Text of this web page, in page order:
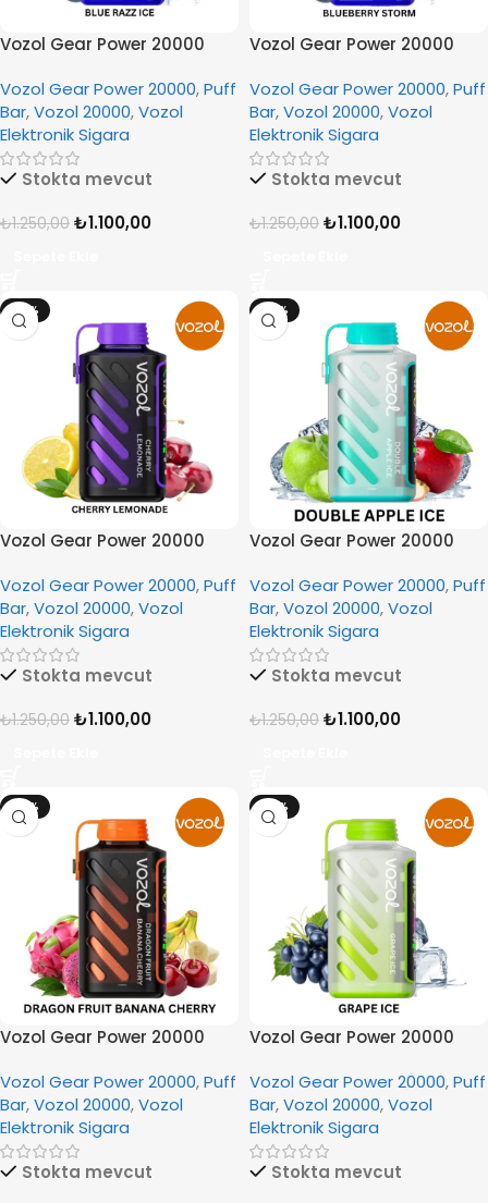
Vozol Gear Power 20000
Vozol Gear Power 20000,Puff
Bar,Vozol 20000,Vozol
Elektronik Sigara
Stokta mevcut
₺1.250,00 ₺1.100,00
Vozol Gear Power 20000
Vozol Gear Power 20000,Puff
Bar,Vozol 20000,Vozol
Elektronik Sigara
Stokta mevcut
₺1.250,00 ₺1.100,00
-12%
Vozol Gear Power 20000
Vozol Gear Power 20000,Puff
Bar,Vozol 20000,Vozol
Elektronik Sigara
Stokta mevcut
₺1.250,00 ₺1.100,00
-12%
Vozol Gear Power 20000
Vozol Gear Power 20000,Puff
Bar,Vozol 20000,Vozol
Elektronik Sigara
Stokta mevcut
₺1.250,00 ₺1.100,00
-12%
Vozol Gear Power 20000
Cherry
Vozol Gear Power 20000,Puff
Bar,Vozol 20000,Vozol
Elektronik Sigara
Stokta mevcut
-12%
Vozol Gear Power 20000
Vozol Gear Power 20000,Puff
Bar,Vozol 20000,Vozol
Elektronik Sigara
Stokta mevcut